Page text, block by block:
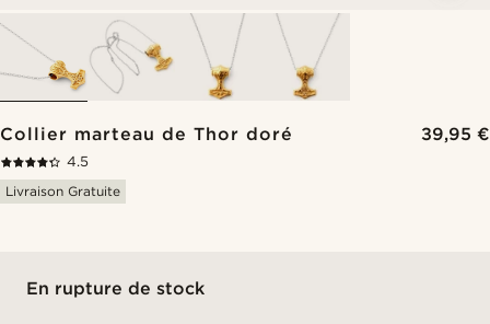
Collier marteau de Thor doré 39,95 €
4.5
Livraison Gratuite
En rupture de stock